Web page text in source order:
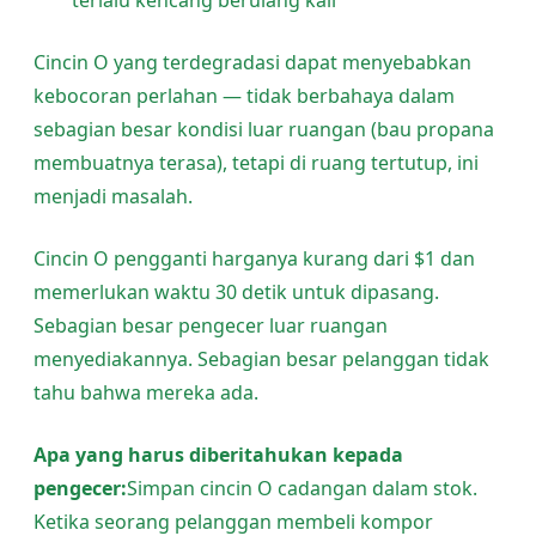
Cincin O yang terdegradasi dapat menyebabkan
kebocoran perlahan — tidak berbahaya dalam
sebagian besar kondisi luar ruangan (bau propana
membuatnya terasa), tetapi di ruang tertutup, ini
menjadi masalah.
Cincin O pengganti harganya kurang dari $1 dan
memerlukan waktu 30 detik untuk dipasang.
Sebagian besar pengecer luar ruangan
menyediakannya. Sebagian besar pelanggan tidak
tahu bahwa mereka ada.
Apa yang harus diberitahukan kepada
pengecer:Simpan cincin O cadangan dalam stok.
Ketika seorang pelanggan membeli kompor